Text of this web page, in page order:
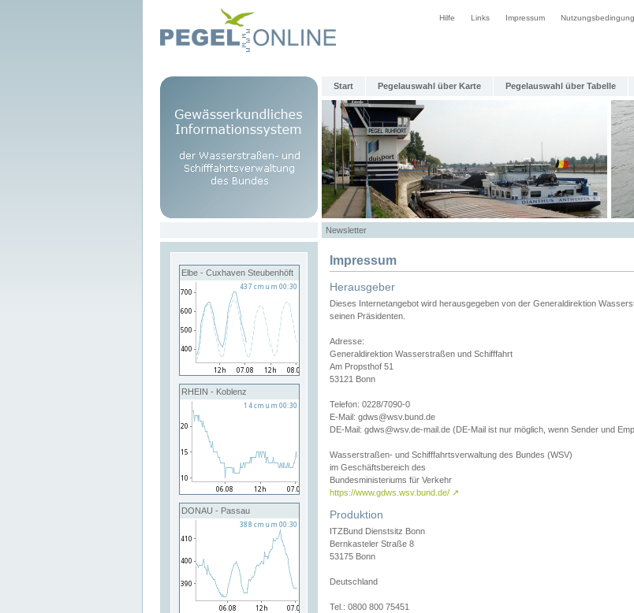
Hilfe Links Impressum
Start Pegelauswahl über Karte Pegelauswahl über Tabelle
Newsletter
Elbe - Cuxhaven Steubenhöft
RHEIN - Koblenz
DONAU - Passau
Impressum
Herausgeber
Dieses Internetangebot wird herausgegeben von der Generaldirektion
seinen Präsidenten.
Adresse:
Generaldirektion Wasserstraßen und Schifffahrt
Am Propsthof 51
53121 Bonn
Telefon: 0228/7090-0
E-Mail: gdws@wsv.bund.de
DE-Mail: gdws@wsv.de-mail.de (DE-Mail ist nur möglich, wenn Sender und
Wasserstraßen- und Schifffahrtsverwaltung des Bundes (WSV)
im Geschäftsbereich des
Bundesministeriums für Verkehr
https://www.gdws.wsv.bund.de/ ↗
Produktion
ITZBund Dienstsitz Bonn
Bernkasteler Straße 8
53175 Bonn
Deutschland
Tel.: 0800 800 75451